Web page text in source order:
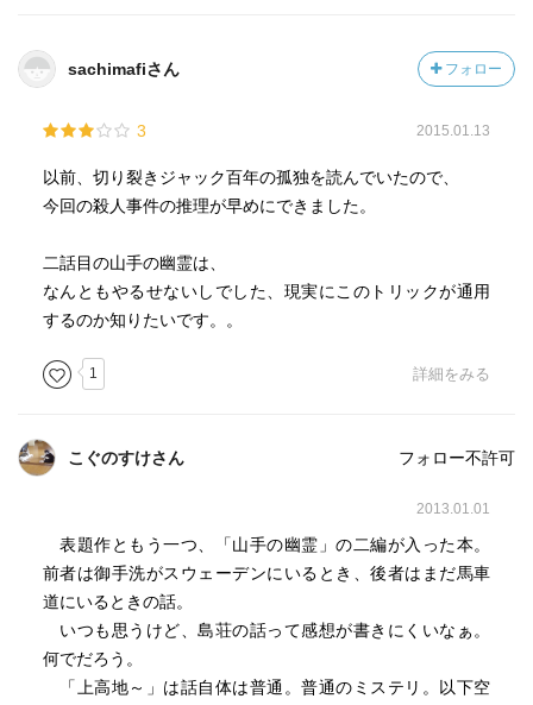
sachimafiさん フォロー
3 2015.01.13
以前、切り裂きジャック百年の孤独を読んでいたので、
今回の殺人事件の推理が早めにできました。
二話目の山手の幽霊は、
なんともやるせないしでした、現実にこのトリックが通用
するのか知りたいです。。
1 詳細をみる
こぐのすけさん フォロー不許可
2013.01.01
表題作ともう一つ、「山手の幽霊」の二編が入った本。
前者は御手洗がスウェーデンにいるとき、後者はまだ馬車
道にいるときの話。
いつも思うけど、島荘の話って感想が書きにくいなぁ。
何でだろう。
「上高地～」は話自体は普通。普通のミステリ。以下空